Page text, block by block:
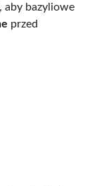
aby bazyliowe
przed